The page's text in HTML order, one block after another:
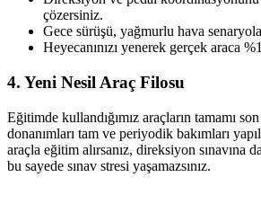
çözersiniz.
Gece sürüşü, yağmurlu hava
Heyecanınızı yenerek gerçek araca
4. Yeni Nesil Araç Filosu
Eğitimde kullandığımız araçların tamamı
donanımları tam ve periyodik bakımları
araçla eğitim alırsanız, direksiyon sınavına
bu sayede sınav stresi yaşamazsınız.